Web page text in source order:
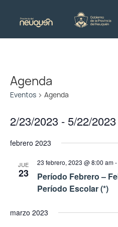
Agenda
Eventos Agenda
2/23/2023 - 5/22/2023
fecha.
febrero 2023
JUE
23
23 febrero, 2023 @ 8:00 am-
Período Febrero –
Período Escolar (*)
marzo 2023